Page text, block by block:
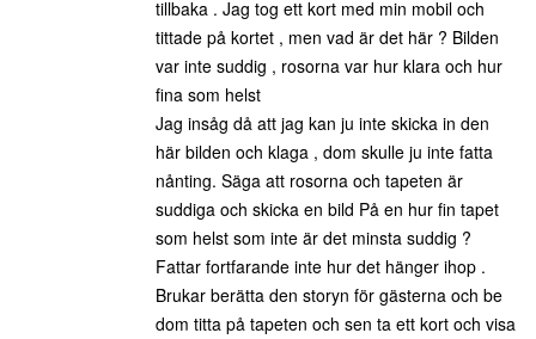
tillbaka . Jag tog ett kort med min mobil och
tittade på kortet , men vad är det här ? Bilden
var inte suddig , rosorna var hur klara och hur
fina som helst
Jag insåg då att jag kan ju inte skicka in den
här bilden och klaga , dom skulle ju inte fatta
nånting. Säga att rosorna och tapeten är
suddiga och skicka en bild På en hur fin tapet
som helst som inte är det minsta suddig ?
Fattar fortfarande inte hur det hänger ihop .
Brukar berätta den storyn för gästerna och be
dom titta på tapeten och sen ta ett kort och visa